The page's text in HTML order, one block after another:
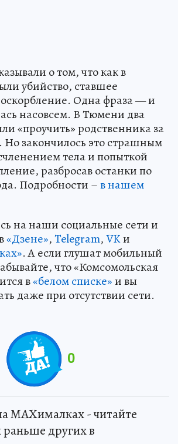
о том, что как в
убийство, ставшее
Одна фраза — и
насовсем. В Тюмени два
«проучить» родственника за
Но закончилось это страшным
тела и попыткой
разбросав останки по
Подробности –в нашем
на наши социальные сети и
«Дзене»,Telegram,VKи
. А если глушат мобильный
что «Комсомольская
в«белом списке»и вы
даже при отсутствии сети.
0
MAXималках - читайте
других в